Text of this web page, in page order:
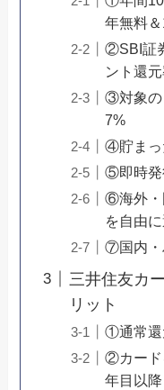
年無料
②SBI証
ント還
③対象の
7%
④貯まっ
⑤即時発
⑥海外・
を自由
⑦国内・
三井住友カ
リット
①通常還
②カード
年目以